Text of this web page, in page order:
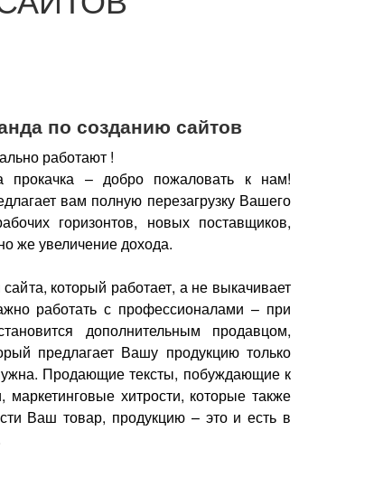
по созданию сайтов
работают !
– добро пожаловать к нам!
вам полную перезагрузку Вашего
горизонтов, новых поставщиков,
же увеличение дохода.
который работает, а не выкачивает
работать с профессионалами – при
дополнительным продавцом,
предлагает Вашу продукцию только
Продающие тексты, побуждающие к
маркетинговые хитрости, которые также
Ваш товар, продукцию – это и есть в